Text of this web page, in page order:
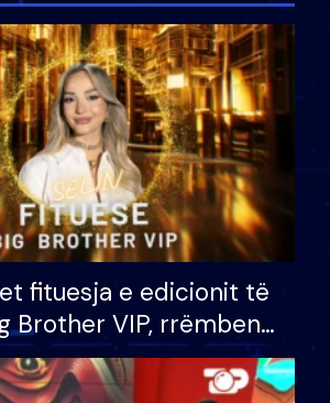
fituesja e edicionit të
Brother VIP, rrëmben
prej 100 mijë eurosh